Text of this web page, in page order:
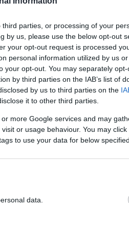
parties, or processing of your
by us, please use the below opt-out
your opt-out request is processed
personal information utilized by us
your opt-out. You may separately
by third parties on the IAB’s list of
by us to third parties on the
it to other third parties.
more Google services and may
or usage behaviour. You may
to use your data for below
data.
Παπαθανασίου, στη
όρασης, παρήλασε ως
pic.twitter.com/
παρέλαση λίγες ημέρες
Εθνικής Άμυνας